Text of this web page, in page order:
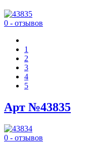
0 - отзывов
1
2
3
4
5
Арт №43835
0 - отзывов